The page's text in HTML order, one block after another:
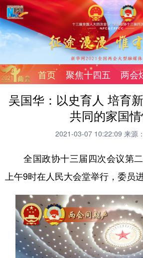
首页 聚焦十四五 两会
吴国华：以史育人 培育
共同的家国
2021-03-07 10:22:09 来源
全国政协十三届四次会议第二
上午9时在人民大会堂举行，委员